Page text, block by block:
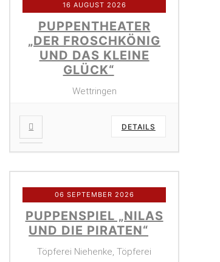
16 AUGUST 2026
PUPPENTHEATER
„DER FROSCHKÖNIG
UND DAS KLEINE
GLÜCK“
Wettringen
DETAILS
06 SEPTEMBER 2026
PUPPENSPIEL „NILAS
UND DIE PIRATEN“
Töpferei Niehenke, Töpferei